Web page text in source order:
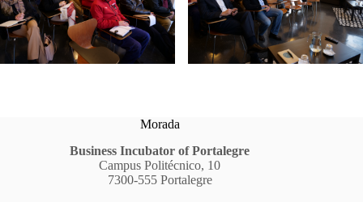
Morada
Business Incubator of Portalegre
Campus Politécnico, 10
7300-555 Portalegre